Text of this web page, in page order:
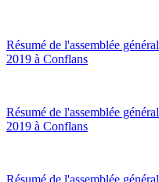
Résumé de l'assemblée
2019 à Conflans
Résumé de l'assemblée
2019 à Conflans